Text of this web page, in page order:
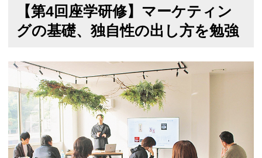
【第4回座学研修】マーケティン
グの基礎、独自性の出し方を勉強